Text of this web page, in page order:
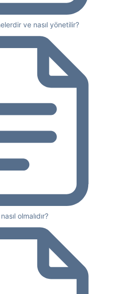
ve nasıl yönetilir?
olmalıdır?